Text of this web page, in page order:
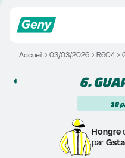
Accueil 03/03/2026 R6C4
6.
10
Hongre
par